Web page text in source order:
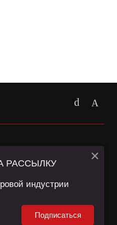
и сервис «Яндекс
и
РАССЫЛКУ
индустрии
Подписаться
×